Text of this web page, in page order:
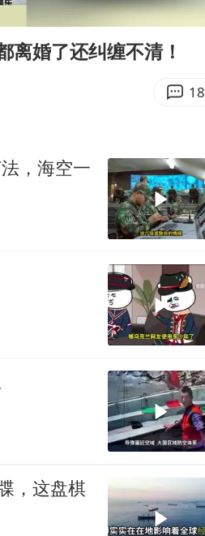
00:14
离婚了还纠缠不清！
18
，海空一
，这盘棋